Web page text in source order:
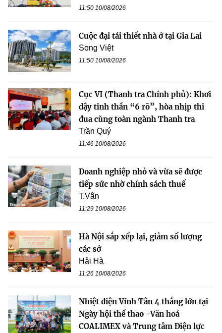
11:50 10/08/2026
Cuộc đại tái thiết nhà ở tại Gia Lai
Song Việt
11:50 10/08/2026
Cục VI (Thanh tra Chính phủ): Khơi
dậy tinh thần “6 rõ”, hòa nhịp thi
đua cùng toàn ngành Thanh tra
Trần Quý
11:46 10/08/2026
Doanh nghiệp nhỏ và vừa sẽ được
tiếp sức nhờ chính sách thuế
T.Vân
11:29 10/08/2026
Hà Nội sắp xếp lại, giảm số lượng
các sở
Hải Hà
11:26 10/08/2026
Nhiệt điện Vĩnh Tân 4 thắng lớn tại
Ngày hội thể thao -Văn hoá
COALIMEX và Trung tâm Điện lực